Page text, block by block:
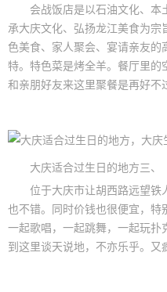
会战饭店是以石油文化、本
承大庆文化、弘扬龙江美食为
色美食、家人聚会、宴请亲友
特。特色菜是烤全羊。餐厅里
和亲朋好友来这里聚餐是再好不
大庆适合过生日的地方三、
位于大庆市让胡西路远望铁
也不错。同时价钱也很便宜，特
一起歌唱，一起跳舞，一起玩
到这里谈天说地，不亦乐乎。